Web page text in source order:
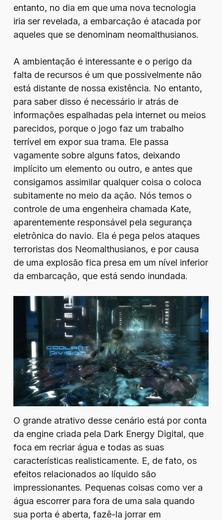
entanto, no dia em que uma nova tecnologia
iria ser revelada, a embarcação é atacada por
aqueles que se denominam neomalthusianos.
A ambientação é interessante e o perigo da
falta de recursos é um que possivelmente não
está distante de nossa existência. No entanto,
para saber disso é necessário ir atrás de
informações espalhadas pela internet ou meios
parecidos, porque o jogo faz um trabalho
terrível em expor sua trama. Ele passa
vagamente sobre alguns fatos, deixando
implícito um elemento ou outro, e antes que
consigamos assimilar qualquer coisa o coloca
subitamente no meio da ação. Nós temos o
controle de uma engenheira chamada Kate,
aparentemente responsável pela segurança
eletrônica do navio. Ela é pega pelos ataques
terroristas dos Neomalthusianos, e por causa
de uma explosão fica presa em um nível inferior
da embarcação, que está sendo inundada.
O grande atrativo desse cenário está por conta
da engine criada pela Dark Energy Digital, que
foca em recriar água e todas as suas
características realisticamente. E, de fato, os
efeitos relacionados ao líquido são
impressionantes. Pequenas coisas como ver a
água escorrer para fora de uma sala quando
sua porta é aberta, fazê-la jorrar em